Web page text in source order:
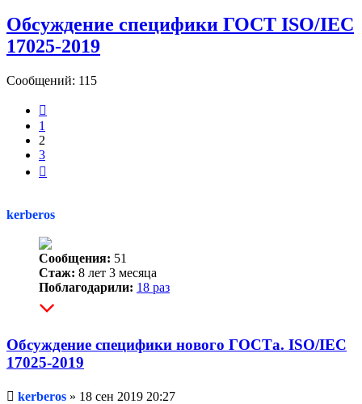
Обсуждение специфики ГОСТ ISO/IEC
17025-2019
Сообщений: 115
1
2
3
kerberos
Сообщения: 51
Стаж: 8 лет 3 месяца
Поблагодарили: 18 раз
Обсуждение специфики нового ГОСТа. ISO/IEC
17025-2019
Непрочитанное
kerberos » 18 сен 2019 20:27